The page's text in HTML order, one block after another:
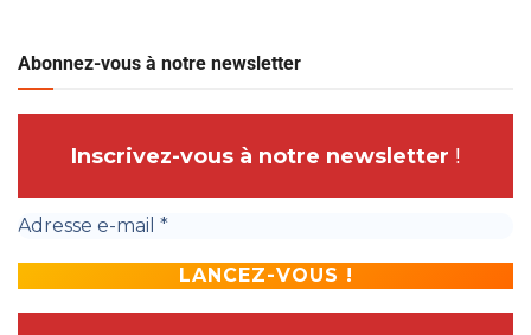
Abonnez-vous à notre newsletter
Inscrivez-vous à notre newsletter !